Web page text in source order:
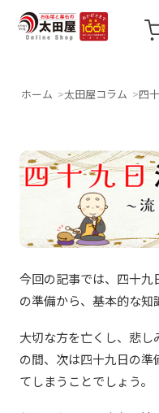
ホーム 太田屋コラム 四
今回の記事では、四十
の準備から、基本的な知
大切な方を亡くし、悲
の間、次は四十九日の
てしまうことでしょう。